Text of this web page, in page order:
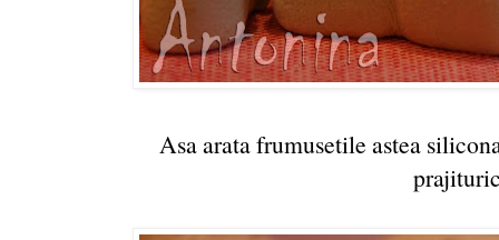
Asa arata frumusetile astea